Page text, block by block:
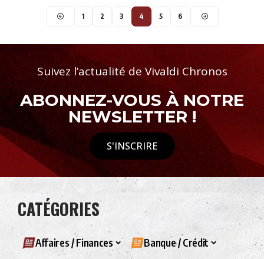
1 2 3 4 5 6
Suivez l’actualité de Vivaldi Chronos
ABONNEZ-VOUS À NOTRE
NEWSLETTER !
S'INSCRIRE
CATÉGORIES
Affaires / Finances Banque / Crédit